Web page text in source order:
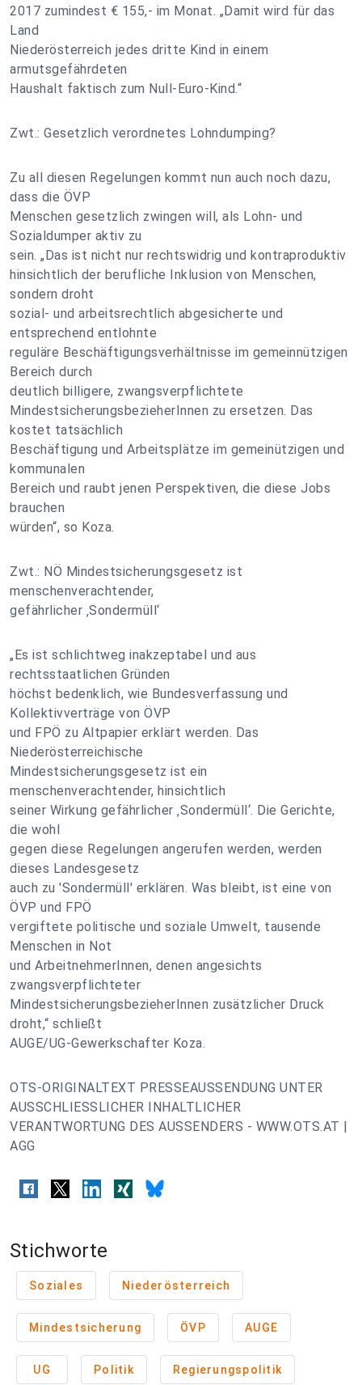
2017 zumindest € 155,- im Monat. „Damit wird für das
Land
Niederösterreich jedes dritte Kind in einem
armutsgefährdeten
Haushalt faktisch zum Null-Euro-Kind.“
Zwt.: Gesetzlich verordnetes Lohndumping?
Zu all diesen Regelungen kommt nun auch noch dazu,
dass die ÖVP
Menschen gesetzlich zwingen will, als Lohn- und
Sozialdumper aktiv zu
sein. „Das ist nicht nur rechtswidrig und kontraproduktiv
hinsichtlich der berufliche Inklusion von Menschen,
sondern droht
sozial- und arbeitsrechtlich abgesicherte und
entsprechend entlohnte
reguläre Beschäftigungsverhältnisse im gemeinnützigen
Bereich durch
deutlich billigere, zwangsverpflichtete
MindestsicherungsbezieherInnen zu ersetzen. Das
kostet tatsächlich
Beschäftigung und Arbeitsplätze im gemeinützigen und
kommunalen
Bereich und raubt jenen Perspektiven, die diese Jobs
brauchen
würden“, so Koza.
Zwt.: NÖ Mindestsicherungsgesetz ist
menschenverachtender,
gefährlicher ‚Sondermüll‘
„Es ist schlichtweg inakzeptabel und aus
rechtsstaatlichen Gründen
höchst bedenklich, wie Bundesverfassung und
Kollektivverträge von ÖVP
und FPÖ zu Altpapier erklärt werden. Das
Niederösterreichische
Mindestsicherungsgesetz ist ein
menschenverachtender, hinsichtlich
seiner Wirkung gefährlicher ‚Sondermüll‘. Die Gerichte,
die wohl
gegen diese Regelungen angerufen werden, werden
dieses Landesgesetz
auch zu 'Sondermüll' erklären. Was bleibt, ist eine von
ÖVP und FPÖ
vergiftete politische und soziale Umwelt, tausende
Menschen in Not
und ArbeitnehmerInnen, denen angesichts
zwangsverpflichteter
MindestsicherungsbezieherInnen zusätzlicher Druck
droht,“ schließt
AUGE/UG-Gewerkschafter Koza.
OTS-ORIGINALTEXT PRESSEAUSSENDUNG UNTER
AUSSCHLIESSLICHER INHALTLICHER
VERANTWORTUNG DES AUSSENDERS - WWW.OTS.AT |
AGG
Stichworte
Soziales Niederösterreich
Mindestsicherung ÖVP AUGE
UG Politik Regierungspolitik